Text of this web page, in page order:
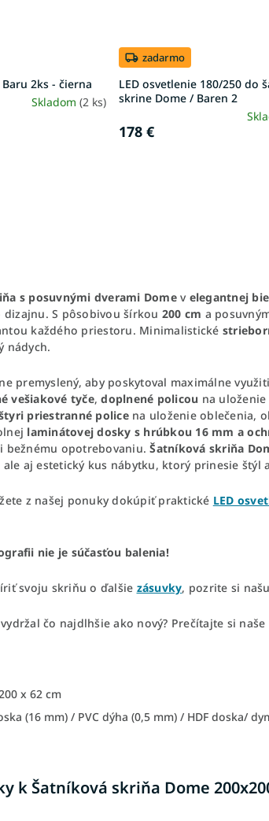
2ks - čierna
Skladom (2 ks)
zadarmo
LED osvetlenie 180/250 do
skrine Dome / Baren 2
178 €
s posuvnými dverami Domev elegantnej
S pôsobivou šírkou 200 cm a
každého priestoru. Minimalistické
nádych.
premyslený, aby poskytoval maximálne
vešiakové tyče,doplnené policou na
priestranné policena uloženie oblečenia,
laminátovej dosky s hrúbkou 16 mm a
bežnému opotrebovaniu.Šatníková skriňa
aj estetický kus nábytku, ktorý prinesie štýl
z našej ponuky dokúpiť praktické LED
nie je súčasťou balenia!
svoju skriňu o ďalšie zásuvky, pozrite si
čo najdlhšie ako nový? Prečítajte si naše
x 62 cm
(16 mm) / PVC dýha (0,5 mm) / HDF doska/
k Šatníková skriňa Dome